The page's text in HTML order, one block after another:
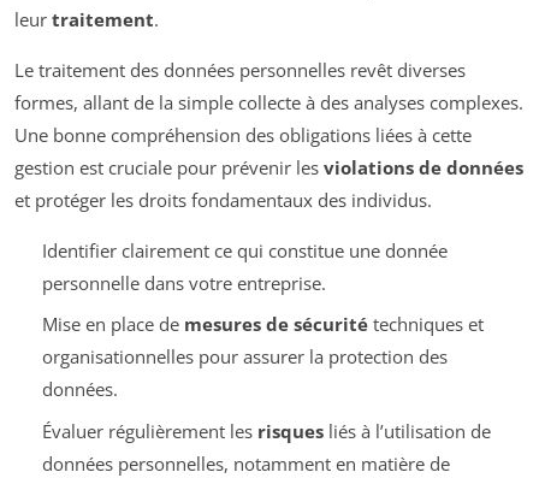
leur traitement.
Le traitement des données personnelles revêt diverses
formes, allant de la simple collecte à des analyses complexes.
Une bonne compréhension des obligations liées à cette
gestion est cruciale pour prévenir les violations de données
et protéger les droits fondamentaux des individus.
Identifier clairement ce qui constitue une donnée
personnelle dans votre entreprise.
Mise en place de mesures de sécuritétechniques et
organisationnelles pour assurer la protection des
données.
Évaluer régulièrement les risquesliés à l’utilisation de
données personnelles, notamment en matière de